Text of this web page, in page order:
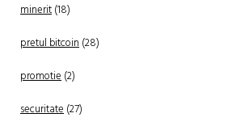
minerit(18)
pretul bitcoin(28)
promotie(2)
securitate(27)